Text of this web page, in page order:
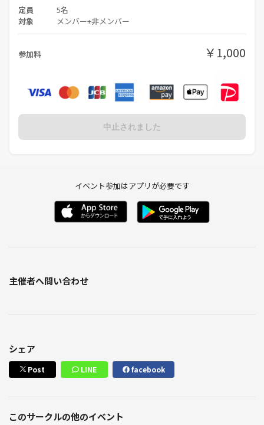
定員 5名
対象 メンバー+非メンバー
参加料 ￥1,000
中止されました
イベント参加はアプリが必要です
主催者へ問い合わせ
シェア
Post LINE facebook
このサークルの他のイベント